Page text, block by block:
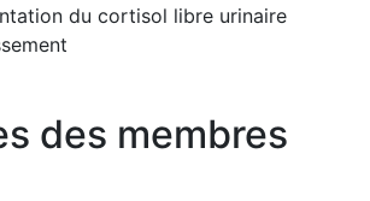
du cortisol libre urinaire
des membres